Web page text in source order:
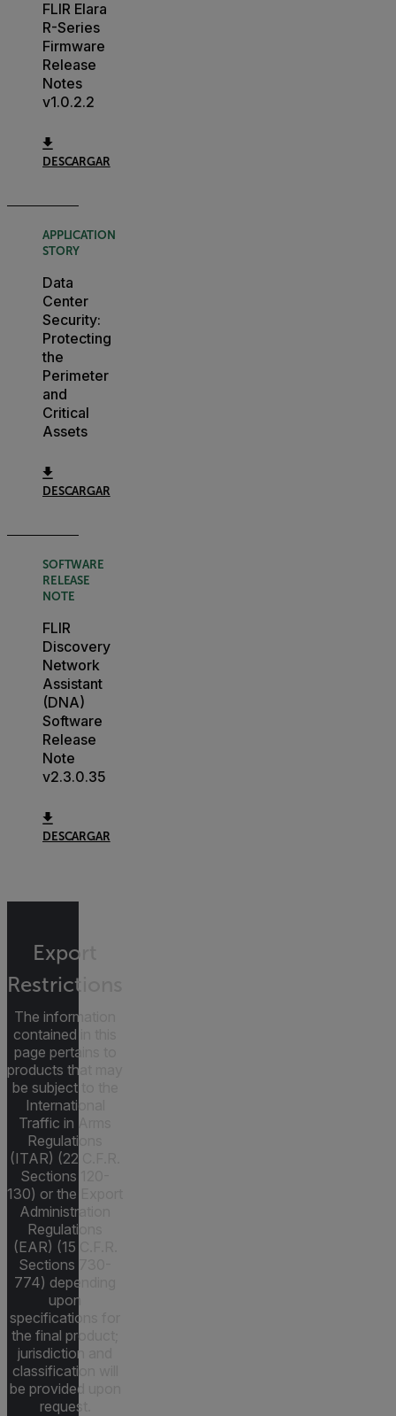
FLIR Elara
R-Series
Firmware
Release
Notes
v1.0.2.2
DESCARGAR
APPLICATION
STORY
Data
Center
Security:
Protecting
the
Perimeter
and
Critical
Assets
DESCARGAR
SOFTWARE
RELEASE
NOTE
FLIR
Discovery
Network
Assistant
(DNA)
Software
Release
Note
v2.3.0.35
DESCARGAR
Export
Restrictions
The information
contained in this
page pertains to
products that may
be subject to the
International
Traffic in Arms
Regulations
(ITAR) (22 C.F.R.
Sections 120-
130) or the Export
Administration
Regulations
(EAR) (15 C.F.R.
Sections 730-
774) depending
upon
specifications for
the final product;
jurisdiction and
classification will
be provided upon
request.